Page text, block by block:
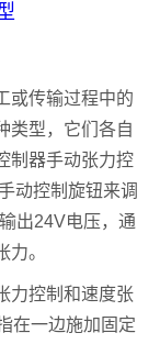
或传输过程中的
类型，它们各自
制器手动张力控
动控制旋钮来调
出24V电压，通
。
力控制和速度张
在一边施加固定